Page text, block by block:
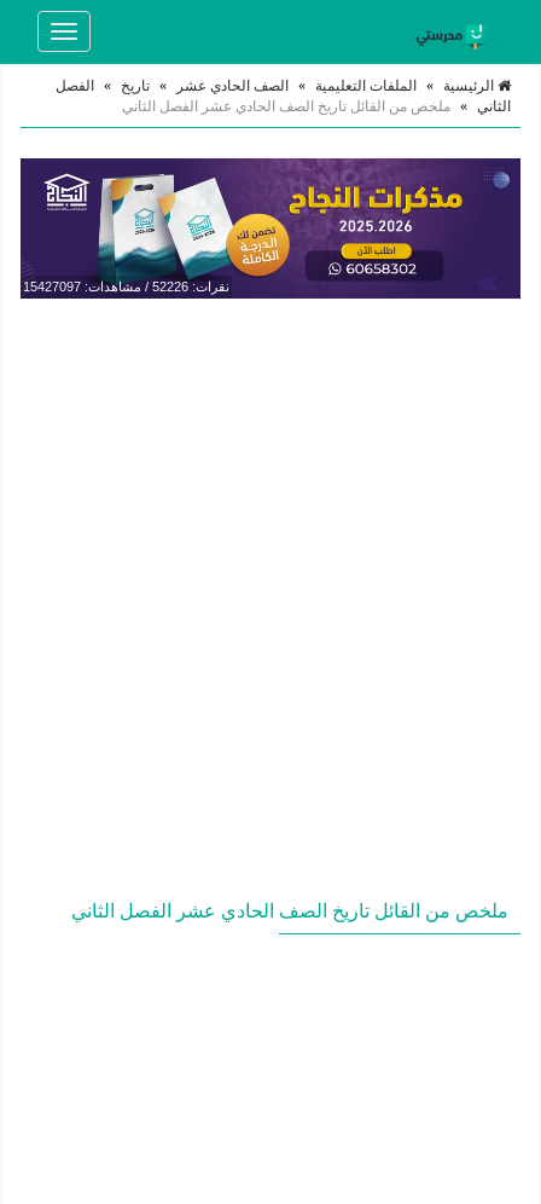
Toggle
الرئيسية » الملفات التعليمية » الصف الحادي عشر » تاريخ »
الفصل
الثاني » ملخص من القائل تاريخ الصف الحادي عشر الفصل الثاني
نقرات: 52226 / مشاهدات: 15427097
ملخص من القائل تاريخ الصف الحادي عشر الفصل الثاني